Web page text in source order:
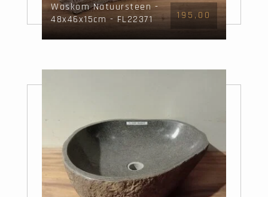
Waskom Natuursteen -
48x46x15cm - FL22371
195,00